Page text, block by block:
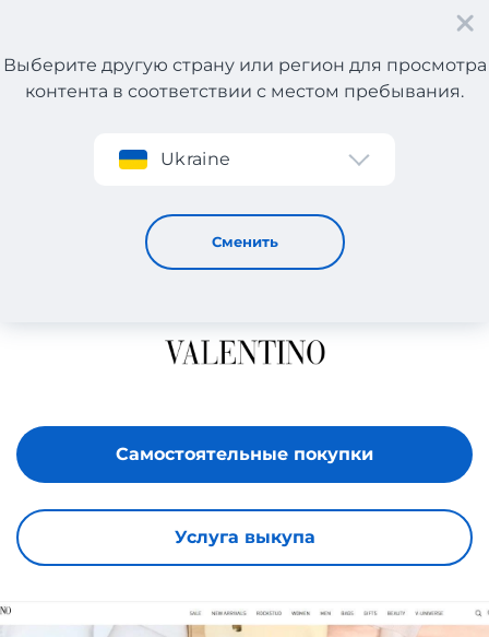
Регистрация
Выберите другую страну или регион для просмотра
контента в соответствии с местом пребывания.
Ukraine
Сменить
Valentino
Услуга выкупа
Самостоятельные покупки